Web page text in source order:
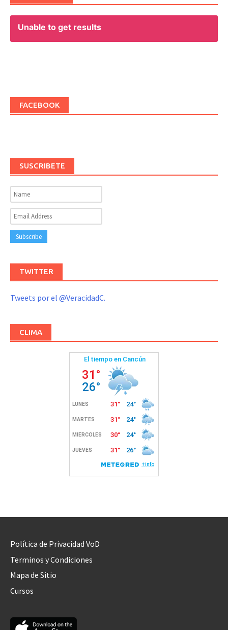
Unable to get results
FACEBOOK
SUSCRIBETE
TWITTER
Tweets por el @VeracidadC.
CLIMA
Política de Privacidad VoD
Terminos y Condiciones
Mapa de Sitio
Cursos